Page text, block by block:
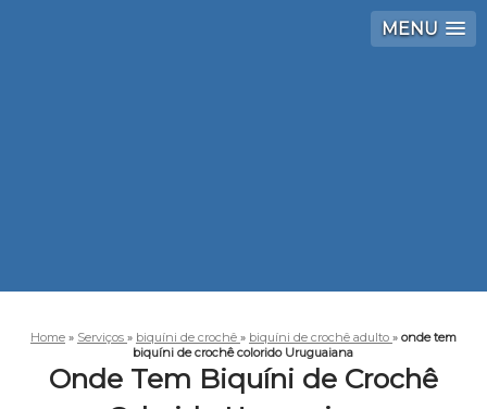
MENU
Home » Serviços » biquíni de crochê » biquíni de crochê adulto » onde tem
biquíni de crochê colorido Uruguaiana
Onde Tem Biquíni de Crochê